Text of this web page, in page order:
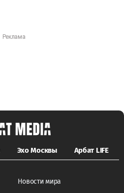
Эхо Москвы Арбат LIFE
Новости мира